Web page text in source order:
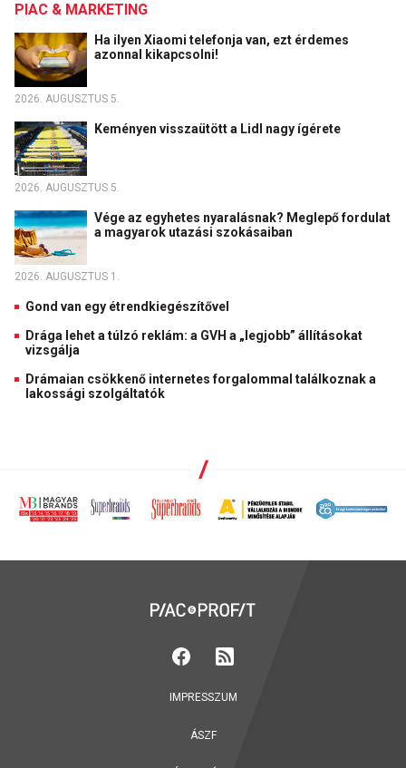
PIAC & MARKETING
Ha ilyen Xiaomi telefonja van, ezt érdemes
azonnal kikapcsolni!
2026. AUGUSZTUS 5.
Keményen visszaütött a Lidl nagy ígérete
2026. AUGUSZTUS 5.
Vége az egyhetes nyaralásnak? Meglepő fordulat
a magyarok utazási szokásaiban
2026. AUGUSZTUS 1.
Gond van egy étrendkiegészítővel
Drága lehet a túlzó reklám: a GVH a „legjobb” állításokat
vizsgálja
Drámaian csökkenő internetes forgalommal találkoznak a
lakossági szolgáltatók
IMPRESSZUM
ÁSZF